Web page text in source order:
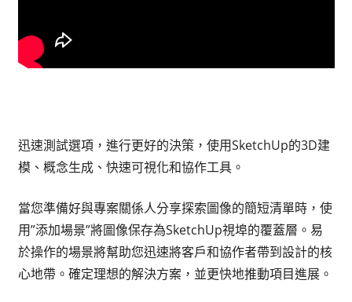
迅速測試選項，進行更好的決策，使用SketchUp的3D建
模、概念生成、快速可視化和協作工具。
當您準備好與專案關係人分享探索圖像的簡短清單時，使
用”添加場景”將圖像保存為SketchUp視埠的覆蓋層。易
於操作的場景將幫助您迅速將客戶和協作者帶到設計的核
心地帶。確定理想的解決方案，並更快地推動項目進展。